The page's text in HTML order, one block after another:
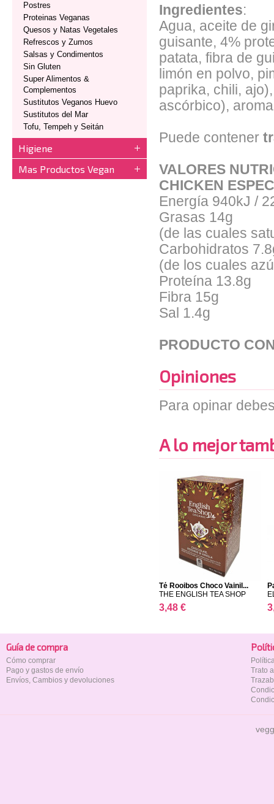
Postres
Proteinas Veganas
Quesos y Natas Vegetales
Refrescos y Zumos
Salsas y Condimentos
Sin Gluten
Super Alimentos &
Complementos
Sustitutos Veganos Huevo
Sustitutos del Mar
Tofu, Tempeh y Seitán
Higiene
Mas Productos Vegan
Ingredientes:
Agua, aceite de
guisante, 4%
patata, fibra de
limón en polvo,
paprika, chili,
ascórbico),
Puede contener
VALORES
CHICKEN
Energía 940kJ /
Grasas 14g
(de las cuales
Carbohidratos
(de los cuales
Proteína 13.8g
Fibra 15g
Sal 1.4g
PRODUCTO
Opiniones
Para opinar
A lo mejor
Té Rooibos Choco Vainil...
THE ENGLISH TEA SHOP
3,48 €
Guía de compra
Cómo comprar
Pago y gastos de envío
Envíos, Cambios y devoluciones
Trato